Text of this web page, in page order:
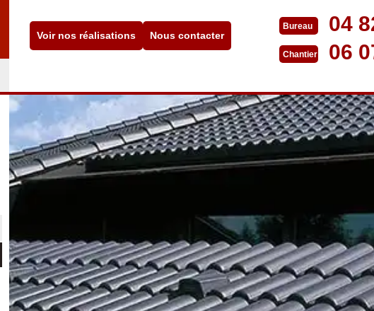
Voir nos réalisations Nous contacter
Bureau 04
Chantier 06